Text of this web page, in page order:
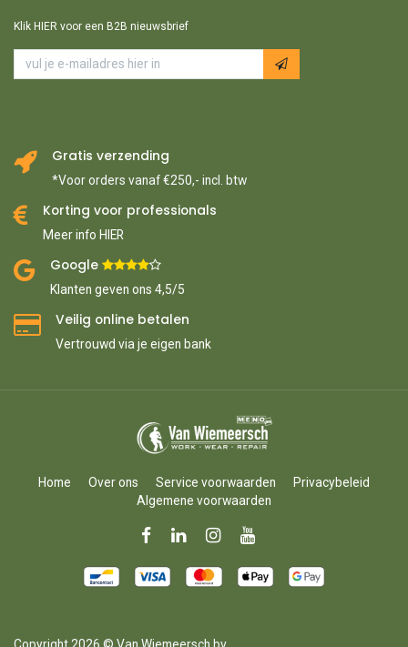
Klik HIER voor een B2B nieuwsbrief
Gratis verzending
*Voor orders vanaf €250,- incl. btw
Korting voor professionals
Meer info HIER
Google ​
Klanten geven ons 4,5/5
Veilig online betalen
Vertrouwd via je eigen bank
Home Over ons Service voorwaarden
Privacybeleid
Algemene voorwaarden